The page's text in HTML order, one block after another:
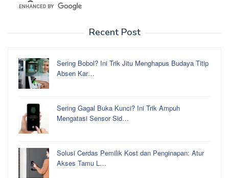
Recent Post
Sering Bobol? Ini Trik Jitu Menghapus Budaya Titip
Absen Kar…
Sering Gagal Buka Kunci? Ini Trik Ampuh
Mengatasi Sensor Sid…
Solusi Cerdas Pemilik Kost dan Penginapan: Atur
Akses Tamu L…